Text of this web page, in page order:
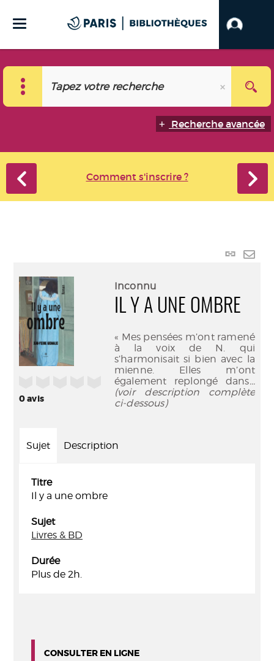
Recherche avancée
Comment s'inscrire ?
Lien
0avis
Inconnu
IL Y A UNE OMBRE
« Mes pensées m’ont ramené
à la voix de N. qui
s’harmonisait si bien avec la
mienne. Elles m’ont
également replongé dans...
(voir description complète
ci-dessous)
Sujet Description
Titre
Il y a une ombre
Sujet
Livres & BD
Durée
Plus de 2h.
CONSULTER EN LIGNE